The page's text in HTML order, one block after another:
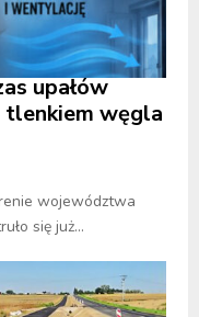
upałów
tlenkiem węgla
województwa
się już...